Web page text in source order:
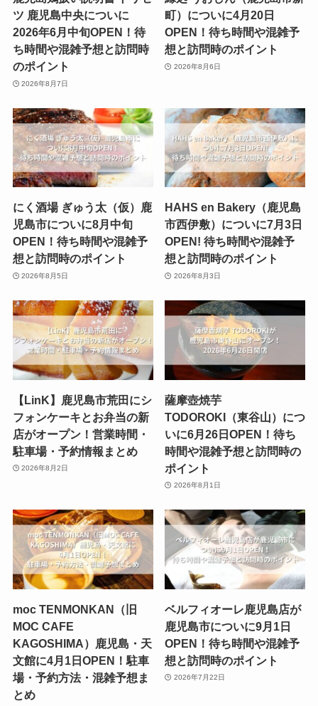
ツ 鹿児島中央についに
2026年6月中旬OPEN！待
ち時間や混雑予想と訪問時
のポイント
2026年8月7日
町）についに4月20日
OPEN！待ち時間や混雑予
想と訪問時のポイント
2026年8月6日
にく酒場 ぎゅう太（仮）鹿
児島市についに8月中旬
OPEN！待ち時間や混雑予
想と訪問時のポイント
2026年8月5日
HAHS en Bakery（鹿児島
市西伊敷）についに7月3日
OPEN! 待ち時間や混雑予
想と訪問時のポイント
2026年8月3日
【LinK】鹿児島市荒田にシ
フォンケーキとお弁当の新
店がオープン！営業時間・
駐車場・予約情報まとめ
2026年8月2日
薩摩壺焼芋
TODOROKI（東谷山）につ
いに6月26日OPEN！待ち
時間や混雑予想と訪問時の
ポイント
2026年8月1日
moc TENMONKAN（旧
MOC CAFE
KAGOSHIMA）鹿児島・天
文館に4月1日OPEN！駐車
場・予約方法・混雑予想ま
とめ
ベルフィオーレ鹿児島店が
鹿児島市についに9月1日
OPEN！待ち時間や混雑予
想と訪問時のポイント
2026年7月22日